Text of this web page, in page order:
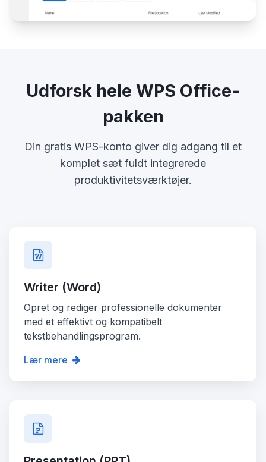
Udforsk hele WPS Office-
pakken
Din gratis WPS-konto giver dig adgang til et
komplet sæt fuldt integrerede
produktivitetsværktøjer.
Writer (Word)
Opret og rediger professionelle dokumenter
med et effektivt og kompatibelt
tekstbehandlingsprogram.
Lær mere